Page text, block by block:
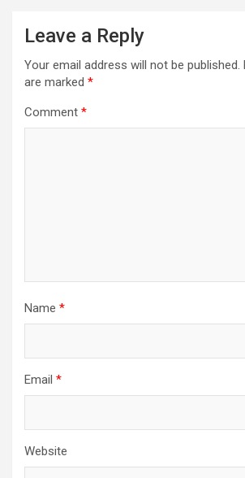
Leave a Reply
Your email address will not be published.
are marked *
Comment *
Name *
Email *
Website